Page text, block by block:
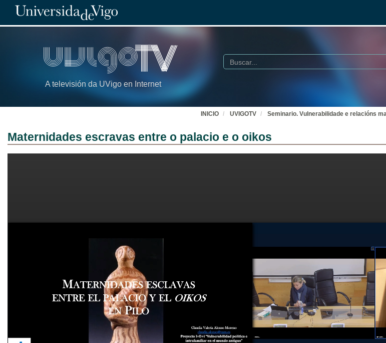
A televisión da UVigo en Internet
Buscar
INICIO UVIGOTV Seminario. Vulnerabilidade e relacións
Maternidades escravas entre o palacio e o oikos